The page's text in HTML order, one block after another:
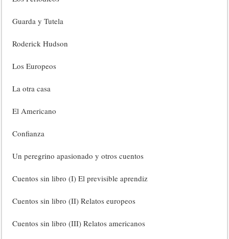
Guarda y Tutela
Roderick Hudson
Los Europeos
La otra casa
El Americano
Confianza
Un peregrino apasionado y otros cuentos
Cuentos sin libro (I) El previsible aprendiz
Cuentos sin libro (II) Relatos europeos
Cuentos sin libro (III) Relatos americanos